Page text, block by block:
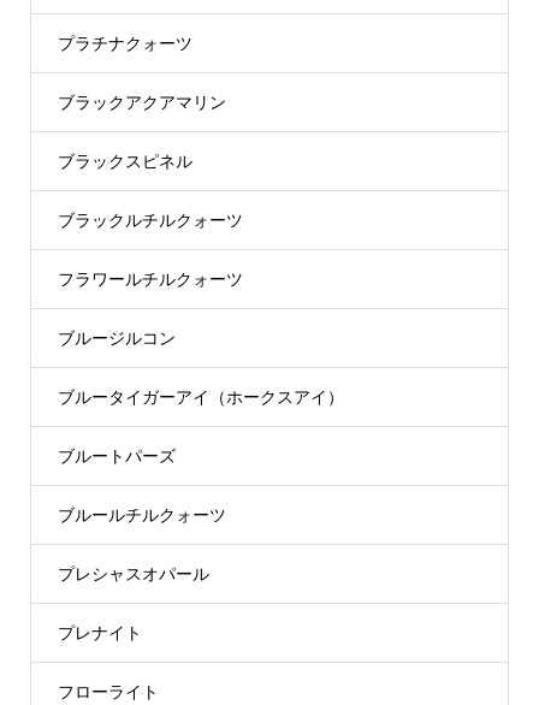
プラチナクォーツ
ブラックアクアマリン
ブラックスピネル
ブラックルチルクォーツ
フラワールチルクォーツ
ブルージルコン
ブルータイガーアイ（ホークスアイ）
ブルートパーズ
ブルールチルクォーツ
プレシャスオパール
プレナイト
フローライト